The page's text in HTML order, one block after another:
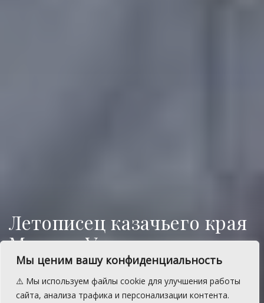
Мы ценим вашу конфиденциальность
⚠️ Мы используем файлы cookie для улучшения работы
сайта, анализа трафика и персонализации контента.
Летописец казачьего края
Михаил Усов и
неизвестные страницы
истории Южного Урала